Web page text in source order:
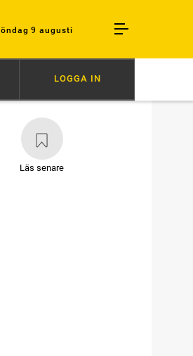
9 augusti
VÄRLDENS SNABBASTE VANN
LOGGA IN
Läs senare